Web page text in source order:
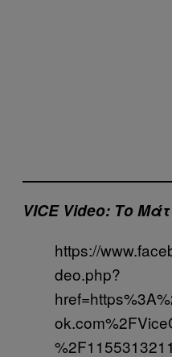
VICE Video: Το
https://
deo.php?